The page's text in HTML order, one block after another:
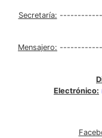
Secretaría:
Mensajero:
Electrónico: